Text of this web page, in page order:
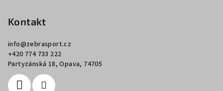
Kontakt
info@zebrasport.cz
+420 774 733 222
Partyzánská 18, Opava, 74705